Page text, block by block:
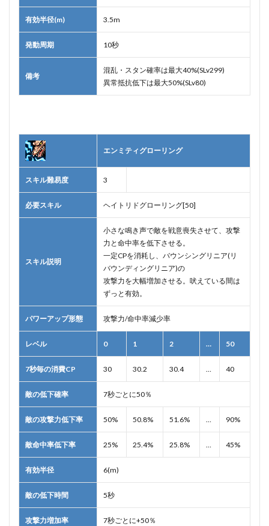
有効半径(m) 3.5m
発動周期 10秒
備考
混乱・スタン確率は最大40%(SLv299)
異常抵抗低下は最大50%(SLv80)
エンミティグローリング
スキル難易度 3
必要スキル ヘイトリドグローリング[50]
スキル説明
小さな鳴き声で敵を戦意喪失させて、攻撃
力と命中率を低下させる。
一定CPを消耗し、バウンシングリニア(リ
バウンディングリニア)の
攻撃力を大幅増加させる。吠えている間は
ずっと有効。
パワーアップ形態 攻撃力/命中率減少率
レベル 0 1 2 … 50
7秒毎の消費CP 30 30.2 30.4 … 40
敵の低下確率 7秒ごとに50％
敵の攻撃力低下率 50% 50.8% 51.6% … 90%
敵命中率低下率 25% 25.4% 25.8% … 45%
有効半径 6(m)
敵の低下時間 5秒
攻撃力増加率 7秒ごとに+50％